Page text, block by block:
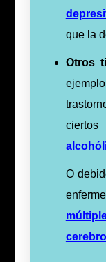
que la
Otros
O